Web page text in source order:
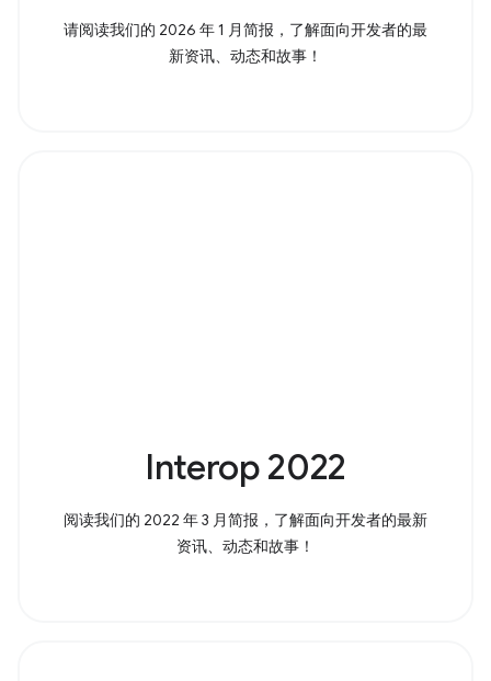
请阅读我们的 2026 年 1 月简报，了解面向开发者的最
新资讯、动态和故事！
Interop 2022
阅读我们的 2022 年 3 月简报，了解面向开发者的最新
资讯、动态和故事！